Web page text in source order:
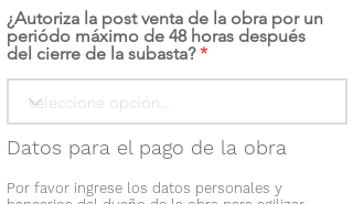
¿Autoriza la post venta de la obra por un
periódo máximo de 48 horas después
del cierre de la subasta?
Datos para el pago de la obra
Por favor ingrese los datos personales y